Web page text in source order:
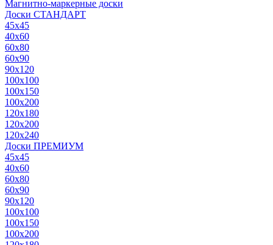
Магнитно-маркерные доски
Доски СТАНДАРТ
45x45
40x60
60x80
60x90
90x120
100x100
100x150
100x200
120x180
120x200
120x240
Доски ПРЕМИУМ
45x45
40x60
60x80
60x90
90x120
100x100
100x150
100x200